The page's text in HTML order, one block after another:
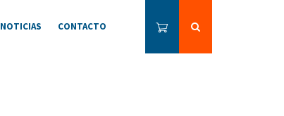
NOTICIAS CONTACTO